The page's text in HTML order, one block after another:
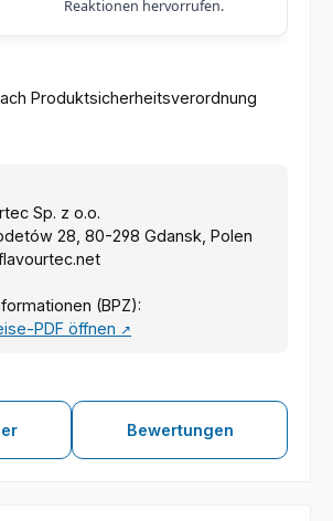
Reaktionen hervorrufen.
Produktsicherheitsverordnung
Sp. z o.o.
28, 80-298 Gdansk, Polen
(BPZ):
PDF öffnen ↗
Bewertungen